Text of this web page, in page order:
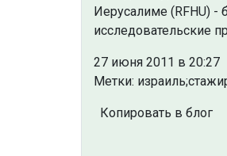
Иерусалиме (RFHU) -
исследовательские
27 июня 2011 в 20:27
Метки:
Копировать в блог